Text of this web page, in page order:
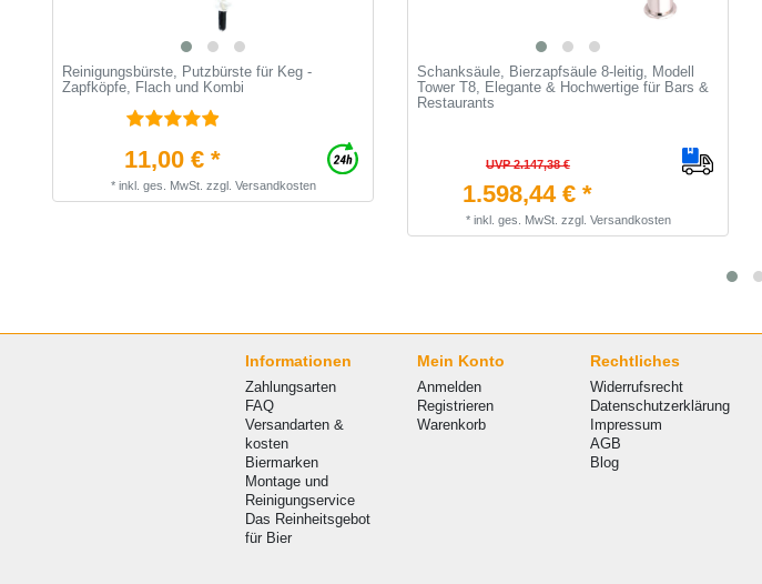
Reinigungsbürste, Putzbürste für Keg -
Zapfköpfe, Flach und Kombi
11,00 € *
* inkl. ges. MwSt. zzgl. Versandkosten
Schanksäule, Bierzapfsäule 8-leitig, Modell
Tower T8, Elegante & Hochwertige für Bars &
Restaurants
UVP 2.147,38 €
1.598,44 € *
* inkl. ges. MwSt. zzgl. Versandkosten
Informationen
Zahlungsarten
FAQ
Versandarten &
kosten
Biermarken
Montage und
Reinigungservice
Das Reinheitsgebot
für Bier
Mein Konto
Anmelden
Registrieren
Warenkorb
Rechtliches
Widerrufsrecht
Datenschutzerklärung
Impressum
AGB
Blog